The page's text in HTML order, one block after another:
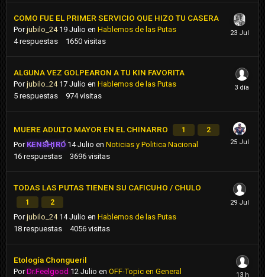
COMO FUE EL PRIMER SERVICIO QUE HIZO TU CASERA
Porjubilo_24 19 Julio en Hablemos de las Putas
4 respuestas 1650 visitas
ALGUNA VEZ GOLPEARON A TU KIN FAVORITA
Porjubilo_24 17 Julio en Hablemos de las Putas
5 respuestas 974 visitas
MUERE ADULTO MAYOR EN EL CHINARRO 1 2
Por KENSHIRO 14 Julio enNoticias y Politica Nacional
16 respuestas 3696 visitas
TODAS LAS PUTAS TIENEN SU CAFICUHO / CHULO
1 2
Porjubilo_24 14 Julio en Hablemos de las Putas
18 respuestas 4056 visitas
Etología Chongueril
PorDr.Feelgood 12 Julio en OFF-Topic en General